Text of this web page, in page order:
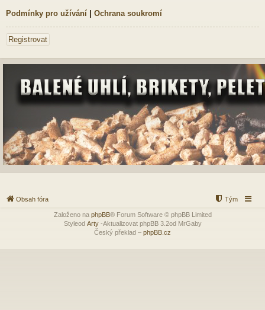
Podmínky pro užívání | Ochrana soukromí
Registrovat
Obsah fóra Tým
Založeno na phpBB® Forum Software © phpBB Limited
Styleod Arty-Aktualizovat phpBB 3.2od MrGaby
Český překlad – phpBB.cz